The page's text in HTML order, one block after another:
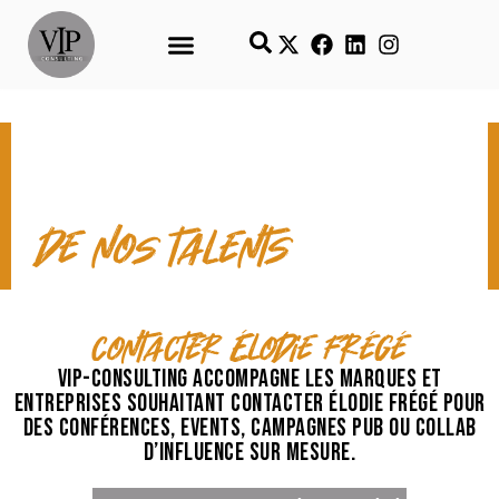
CONTACT & TEMPS FORTS
de nos talents
contacter Élodie Frégé
VIP-Consulting accompagne les marques et
entreprises souhaitant contacter Élodie Frégé pour
des conférences, events, campagnes pub ou collab
d’influence sur mesure.